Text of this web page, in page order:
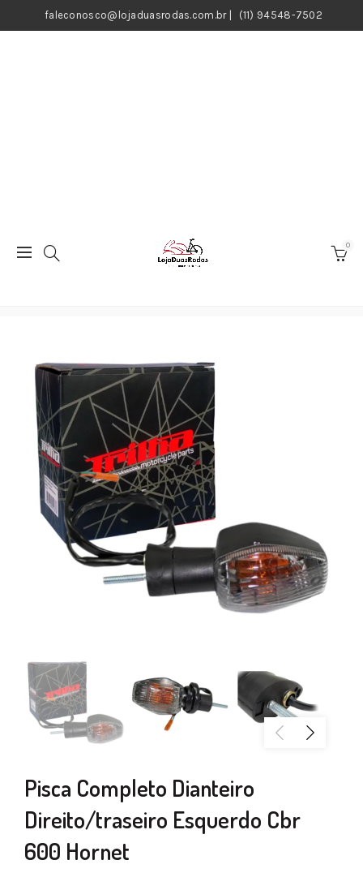
faleconosco@lojaduasrodas.com.br| (11) 94548-7502
0
Pisca Completo Dianteiro
Direito/traseiro Esquerdo Cbr
600 Hornet